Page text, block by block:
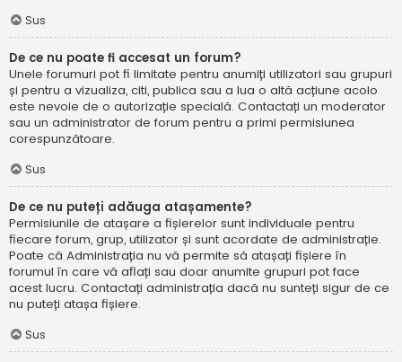
Sus
De ce nu poate fi accesat un forum?
Unele forumuri pot fi limitate pentru anumiți utilizatori sau grupuri
și pentru a vizualiza, citi, publica sau a lua o altă acțiune acolo
este nevoie de o autorizație specială. Contactați un moderator
sau un administrator de forum pentru a primi permisiunea
corespunzătoare.
Sus
De ce nu puteți adăuga atașamente?
Permisiunile de atașare a fișierelor sunt individuale pentru
fiecare forum, grup, utilizator și sunt acordate de administrație.
Poate că Administrația nu vă permite să atașați fișiere în
forumul în care vă aflați sau doar anumite grupuri pot face
acest lucru. Contactați administrația dacă nu sunteți sigur de ce
nu puteți atașa fișiere.
Sus